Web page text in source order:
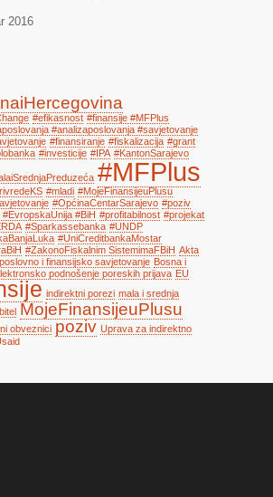
2016
#efikasnost #finansije #MFPlus
#analizaposlovanja #savjetovanje
#finansiranje #fiskalizacija #grant
#investicije #IPA #KantonSarajevo
#MFPlus
#mladi #MojeFinansijeuPlusu
#OpćinaCentarSarajevo #poziv
#BiH #profitabilnost #projekat
#Sparkassebanka #UNDP
#UniCreditbankaMostar
#ZakonoFiskalnim SistemimaFBiH Akta
i finansijsko savjetovanje Bosna i
podnošenje poreskih prijava EU
indirektni porezi mala i srednja
MojeFinansijeuPlusu
obveznici poziv Uprava za indirektno